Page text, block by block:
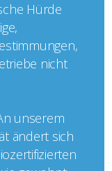
Hürde
nicht
unserem
ändert sich